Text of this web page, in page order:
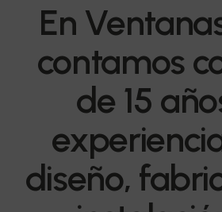
En
contamos
de 15
diseño,